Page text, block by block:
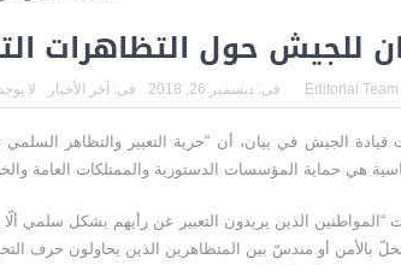
اليابان تكسر أحد أكبر محرمات ما بعد الحرب
زلزال بقوة ٧٫١ درجات يهزّ اليابان.. إنذار تسونامي وانهيارات وإجلاء مئات الآلاف في كيوشو
للجيش حول التظاهرات
Editorial Team فى:ديسمبر 26, 2018 فى: آخر الأخبار لا
قيادة الجيش في بيان، أن “حرية التعبير والتظاهر
هي حماية المؤسسات الدستورية والممتلكات العامة
“المواطنين الذين يريدون التعبير عن رأيهم بشكل سلمي
بالأمن أو مندسّ بين المتظاهرين الذين يحاولون حرف